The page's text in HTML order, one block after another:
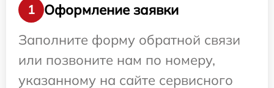
1
Оформление заявки
Заполните форму обратной связи
или позвоните нам по номеру,
указанному на сайте сервисного